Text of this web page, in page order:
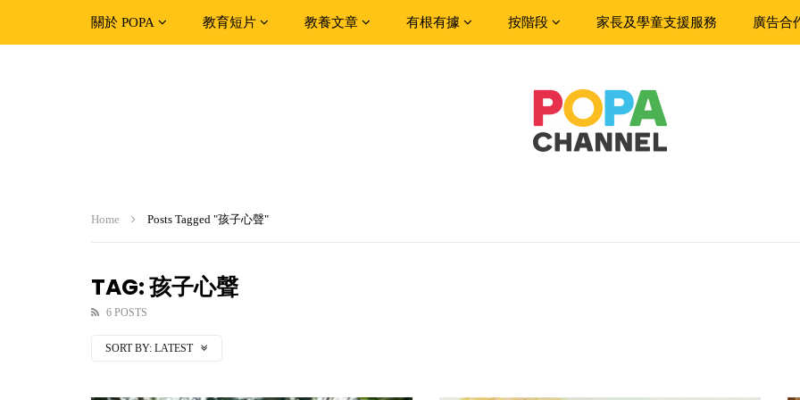
關於 POPA 教育短片 教養文章 有根有據 按階段 家長及學童支援服務 廣告合
Home Posts Tagged "孩子心聲"
TAG: 孩子心聲
6 POSTS
SORT BY: LATEST